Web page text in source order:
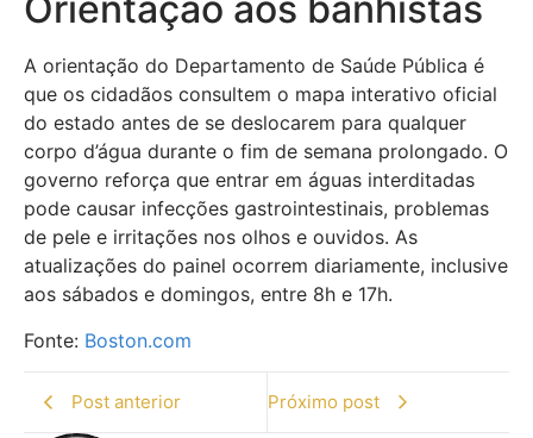
Orientação aos banhistas
A orientação do Departamento de Saúde Pública é
que os cidadãos consultem o mapa interativo oficial
do estado antes de se deslocarem para qualquer
corpo d’água durante o fim de semana prolongado. O
governo reforça que entrar em águas interditadas
pode causar infecções gastrointestinais, problemas
de pele e irritações nos olhos e ouvidos. As
atualizações do painel ocorrem diariamente, inclusive
aos sábados e domingos, entre 8h e 17h.
Fonte: Boston.com
Post anterior Próximo post